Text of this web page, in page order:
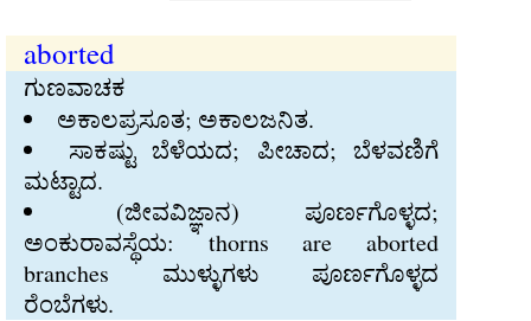
aborted
ಗುಣವಾಚಕ
ಅಕಾಲಪ್ರಸೂತ; ಅಕಾಲಜನಿತ.
ಸಾಕಷ್ಟು ಬೆಳೆಯದ; ಪೀಚಾದ; ಬೆಳವಣಿಗೆ
ಮಟ್ಟಾದ.
(ಜೀವವಿಜ್ಞಾನ) ಪೂರ್ಣಗೊಳ್ಳದ;
ಅಂಕುರಾವಸ್ಥೆಯ: thorns are aborted
branches ಮುಳ್ಳುಗಳು ಪೂರ್ಣಗೊಳ್ಳದ
ರೆಂಬೆಗಳು.